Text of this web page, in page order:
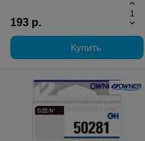
193 р.
Купить